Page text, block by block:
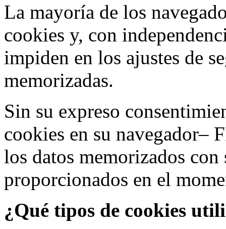
La mayoría de los
cookies y, con
impiden en los ajustes de
memorizadas.
Sin su expreso
cookies en su navegador–
los datos memorizados con
proporcionados en el
¿Qué tipos de cookies